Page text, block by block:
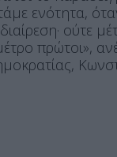
ενότητα,
ούτε
πρώτοι»,